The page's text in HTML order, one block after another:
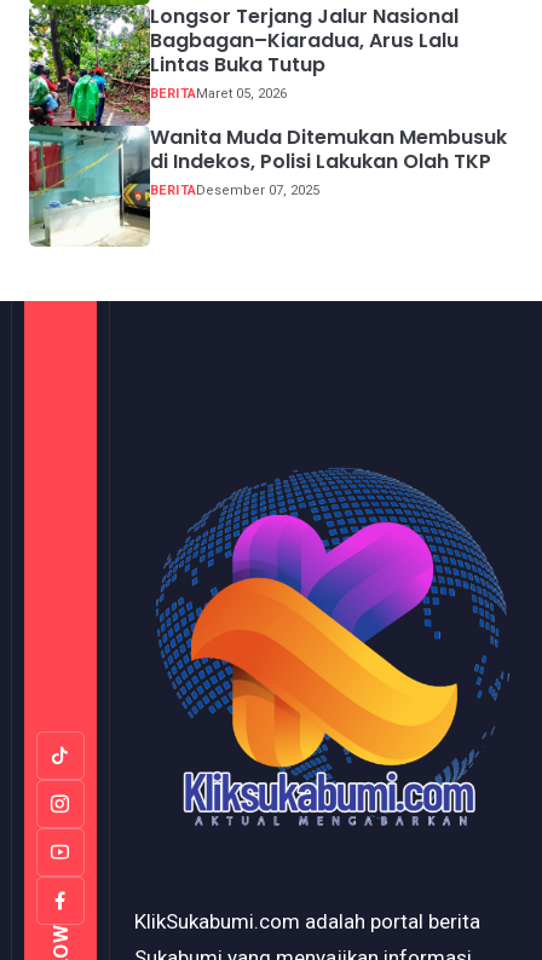
Longsor Terjang Jalur Nasional
Bagbagan–Kiaradua, Arus Lalu
Lintas Buka Tutup
BERITAMaret 05, 2026
Wanita Muda Ditemukan Membusuk
di Indekos, Polisi Lakukan Olah TKP
BERITADesember 07, 2025
KlikSukabumi.com adalah portal berita